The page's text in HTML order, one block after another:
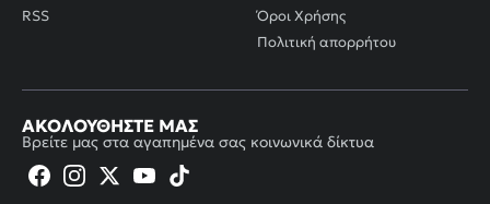
RSS
Όροι Χρήσης
Πολιτική απορρήτου
ΑΚΟΛΟΥΘΉΣΤΕ ΜΑΣ
Βρείτε μας στα αγαπημένα σας κοινωνικά δίκτυα